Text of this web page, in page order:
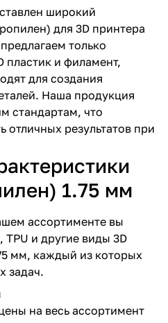
широкий
для 3D принтера
только
пластик и филамент,
для создания
Наша продукция
стандартам, что
отличных результатов при
1.75 мм
ассортименте вы
TPU и другие виды 3D
мм, каждый из которых
задач.
на весь ассортимент